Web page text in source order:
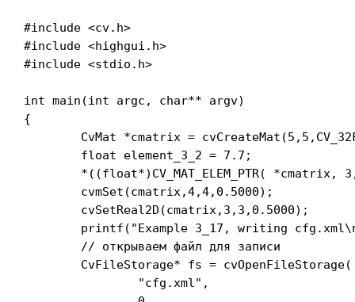
#include <cv.h>
#include <highgui.h>
#include <stdio.h>
int main(int argc, char** argv)
{